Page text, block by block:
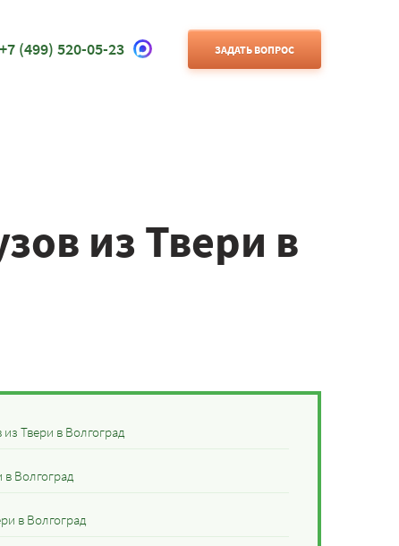
+7 (499) 520-05-23 ЗАДАТЬ ВОПРОС
из Твери в
Твери в Волгоград
в Волгоград
в Волгоград